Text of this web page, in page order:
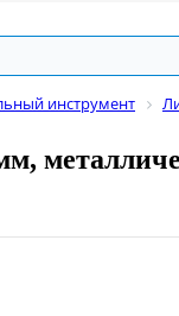
инструмент